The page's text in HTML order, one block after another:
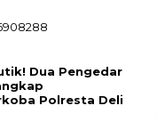
Dua Pengedar
Polresta Deli